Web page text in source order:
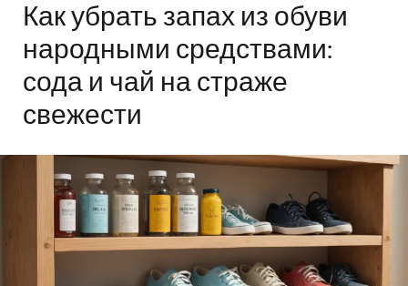
Как убрать запах из обуви
народными средствами:
сода и чай на страже
свежести